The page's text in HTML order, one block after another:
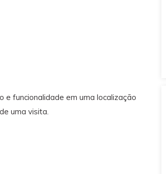
e funcionalidade em uma localização
uma visita.